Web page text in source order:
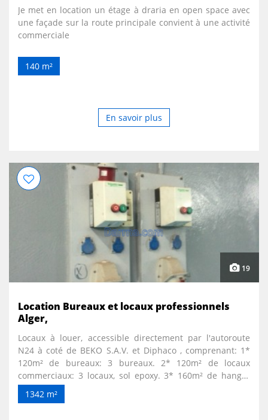
Je met en location un étage à draria en open space avec
une façade sur la route principale convient à une activité
commerciale
140 m²
En savoir plus
19
Location Bureaux et locaux professionnels
Alger,
Locaux à louer, accessible directement par l'autoroute
N24 à coté de BEKO S.A.V. et Diphaco , comprenant: 1*
120m² de bureaux: 3 bureaux. 2* 120m² de locaux
commerciaux: 3 locaux, sol epoxy. 3* 160m² de hangar
d'environ 5m de hauteur, sol epoxy. 4* 810m² de parc
reliant le tout, reparti sur 2: un grand de 640m² et un
1342 m²